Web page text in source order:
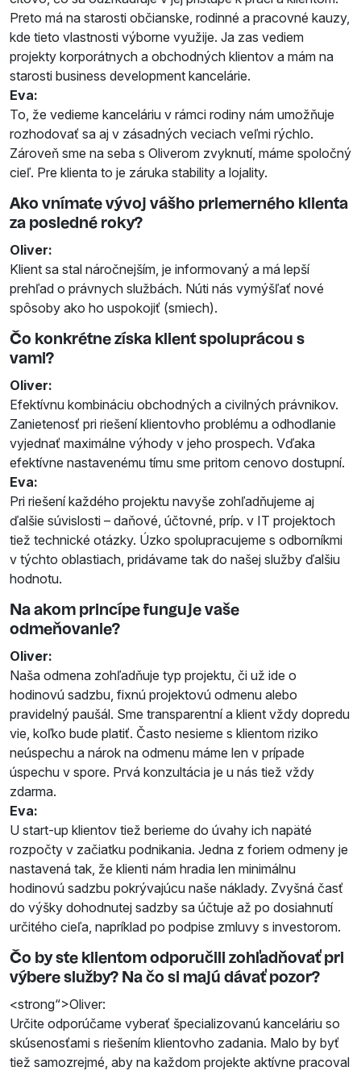
Preto má na starosti občianske, rodinné a pracovné kauzy,
kde tieto vlastnosti výborne využije. Ja zas vediem
projekty korporátnych a obchodných klientov a mám na
starosti business development kancelárie.
Eva:
To, že vedieme kanceláriu v rámci rodiny nám umožňuje
rozhodovať sa aj v zásadných veciach veľmi rýchlo.
Zároveň sme na seba s Oliverom zvyknutí, máme spoločný
cieľ. Pre klienta to je záruka stability a lojality.
Ako vnímate vývoj vášho priemerného klienta
za posledné roky?
Oliver:
Klient sa stal náročnejším, je informovaný a má lepší
prehľad o právnych službách. Núti nás vymýšľať nové
spôsoby ako ho uspokojiť (smiech).
Čo konkrétne získa klient spoluprácou s
vami?
Oliver:
Efektívnu kombináciu obchodných a civilných právnikov.
Zanietenosť pri riešení klientovho problému a odhodlanie
vyjednať maximálne výhody v jeho prospech. Vďaka
efektívne nastavenému tímu sme pritom cenovo dostupní.
Eva:
Pri riešení každého projektu navyše zohľadňujeme aj
ďalšie súvislosti – daňové, účtovné, príp. v IT projektoch
tiež technické otázky. Úzko spolupracujeme s odborníkmi
v týchto oblastiach, pridávame tak do našej služby ďalšiu
hodnotu.
Na akom princípe funguje vaše
odmeňovanie?
Oliver:
Naša odmena zohľadňuje typ projektu, či už ide o
hodinovú sadzbu, fixnú projektovú odmenu alebo
pravidelný paušál. Sme transparentní a klient vždy dopredu
vie, koľko bude platiť. Často nesieme s klientom riziko
neúspechu a nárok na odmenu máme len v prípade
úspechu v spore. Prvá konzultácia je u nás tiež vždy
zdarma.
Eva:
U start-up klientov tiež berieme do úvahy ich napäté
rozpočty v začiatku podnikania. Jedna z foriem odmeny je
nastavená tak, že klienti nám hradia len minimálnu
hodinovú sadzbu pokrývajúcu naše náklady. Zvyšná časť
do výšky dohodnutej sadzby sa účtuje až po dosiahnutí
určitého cieľa, napríklad po podpise zmluvy s investorom.
Čo by ste klientom odporučili zohľadňovať pri
výbere služby? Na čo si majú dávať pozor?
<strong“>Oliver:
Určite odporúčame vyberať špecializovanú kanceláriu so
skúsenosťami s riešením klientovho zadania. Malo by byť
tiež samozrejmé, aby na každom projekte aktívne pracoval